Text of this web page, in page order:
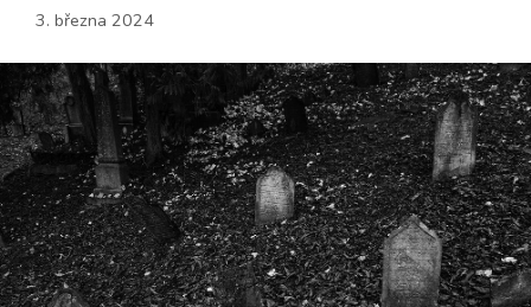
3. března 2024